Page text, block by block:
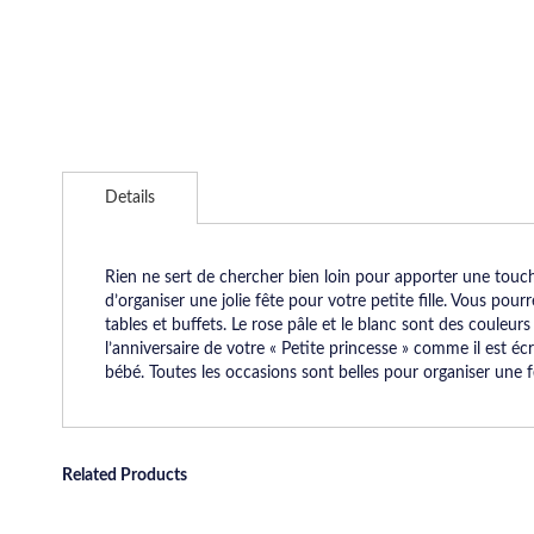
to
images
gallery
Details
Rien ne sert de chercher bien loin pour apporter une
d’organiser une jolie fête pour votre petite fille. Vous
tables et buffets. Le rose pâle et le blanc sont des
l’anniversaire de votre « Petite princesse » comme il est
bébé. Toutes les occasions sont belles pour organiser
Related Products